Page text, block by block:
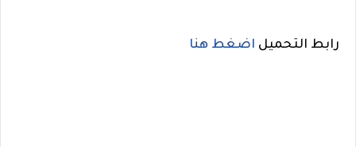
رابط التحميل اضغط هنا